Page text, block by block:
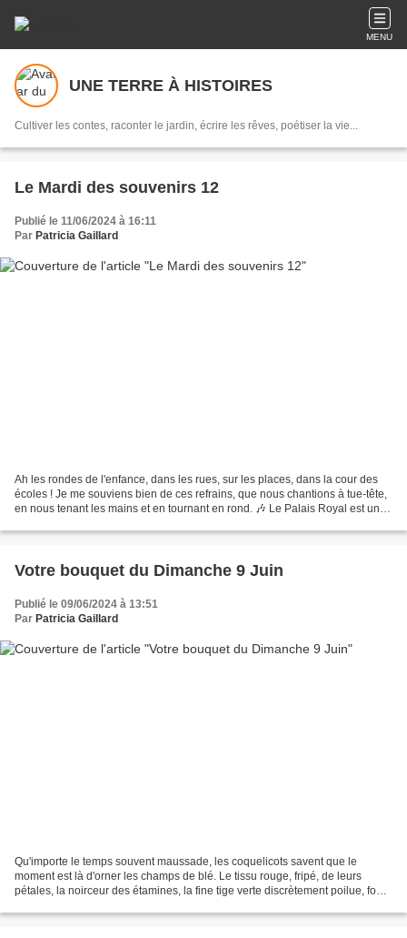
MENU
UNE TERRE À HISTOIRES
Cultiver les contes, raconter le jardin, écrire les rêves, poétiser la vie...
Le Mardi des souvenirs 12
Publié le 11/06/2024 à 16:11
Par Patricia Gaillard
Ah les rondes de l'enfance, dans les rues, sur les places, dans la cour des
écoles ! Je me souviens bien de ces refrains, que nous chantions à tue-tête,
en nous tenant les mains et en tournant en rond. 🎶 Le Palais Royal est un
Votre bouquet du Dimanche 9 Juin
Publié le 09/06/2024 à 13:51
Par Patricia Gaillard
Qu'importe le temps souvent maussade, les coquelicots savent que le
moment est là d'orner les champs de blé. Le tissu rouge, fripé, de leurs
pétales, la noirceur des étamines, la fine tige verte discrètement poilue, font